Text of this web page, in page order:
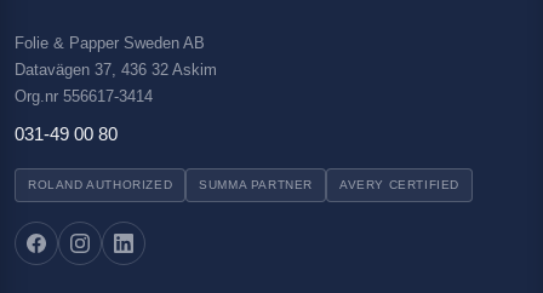
Folie & Papper Sweden AB
Datavägen 37, 436 32 Askim
Org.nr 556617-3414
031-49 00 80
ROLAND AUTHORIZED SUMMA PARTNER AVERY CERTIFIED